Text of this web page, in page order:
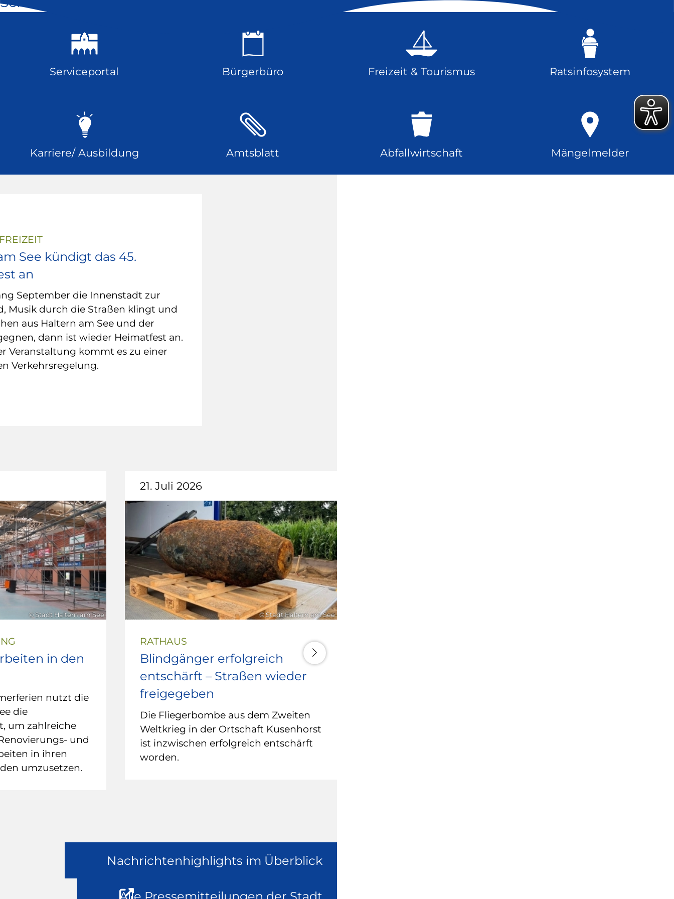
Serviceportal Bürgerbüro Freizeit & Tourismus Ratsinfosystem
Karriere/ Ausbildung Amtsblatt Abfallwirtschaft Mängelmelder
See kündigt das 45.
an
September die Innenstadt zur
Musik durch die Straßen klingt und
aus Haltern am See und der
dann ist wieder Heimatfest an.
Veranstaltung kommt es zu einer
Verkehrsregelung.
© Stadt Haltern am See
in den
nutzt die
die
um zahlreiche
und
in ihren
umzusetzen.
21. Juli 2026
© Stadt Haltern am See
RATHAUS
Blindgänger erfolgreich
entschärft – Straßen wieder
freigegeben
Die Fliegerbombe aus dem Zweiten
Weltkrieg in der Ortschaft Kusenhorst
ist inzwischen erfolgreich entschärft
worden.
Nachrichtenhighlights im Überblick